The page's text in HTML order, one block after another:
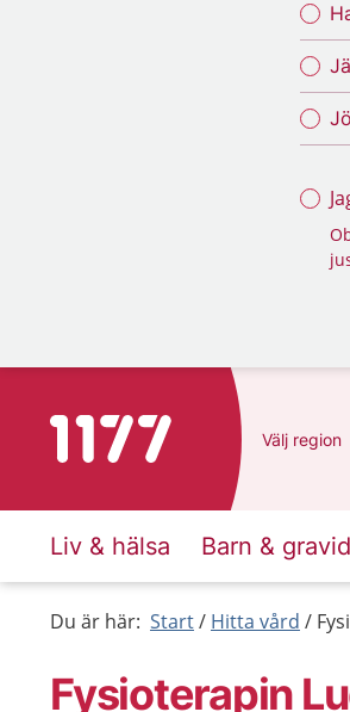
Till startsidan för 1177 Välj region
Liv & hälsa Barn & gravid
Du är här: Start Hitta vård
Fysioterapin